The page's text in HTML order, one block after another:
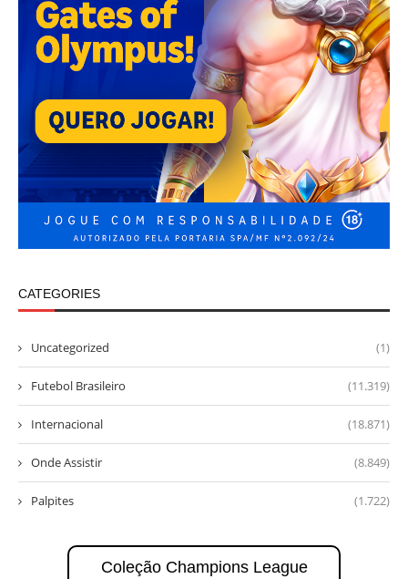
CATEGORIES
Uncategorized (1)
Futebol Brasileiro (11.319)
Internacional (18.871)
Onde Assistir (8.849)
Palpites (1.722)
Coleção Champions League